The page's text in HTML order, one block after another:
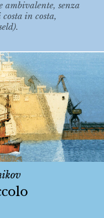
senza
in costa,